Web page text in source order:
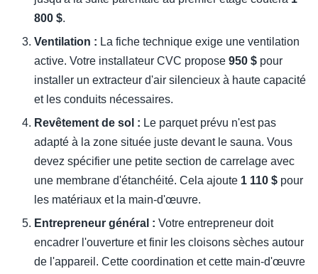
800 $.
Ventilation : La fiche technique exige une ventilation
active. Votre installateur CVC propose 950 $ pour
installer un extracteur d'air silencieux à haute capacité
et les conduits nécessaires.
Revêtement de sol : Le parquet prévu n'est pas
adapté à la zone située juste devant le sauna. Vous
devez spécifier une petite section de carrelage avec
une membrane d'étanchéité. Cela ajoute 1 110 $ pour
les matériaux et la main-d'œuvre.
Entrepreneur général : Votre entrepreneur doit
encadrer l'ouverture et finir les cloisons sèches autour
de l'appareil. Cette coordination et cette main-d'œuvre